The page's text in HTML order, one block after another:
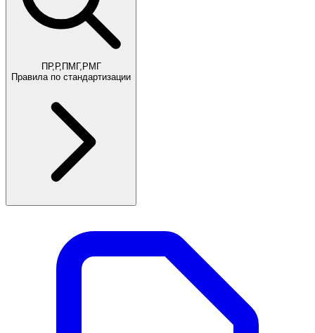
ПР,Р,ПМГ,РМГ
Правила по стандартизации